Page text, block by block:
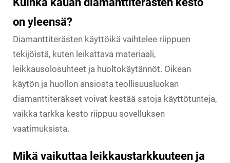
on yleensä?
Diamanttiterästen käyttöikä vaihtelee riippuen
tekijöistä, kuten leikattava materiaali,
leikkausolosuhteet ja huoltokäytännöt. Oikean
käytön ja huollon ansiosta teollisuusluokan
diamanttiteräkset voivat kestää satoja käyttötunteja,
vaikka tarkka kesto riippuu sovelluksen
vaatimuksista.
Mikä vaikuttaa leikkaustarkkuuteen ja